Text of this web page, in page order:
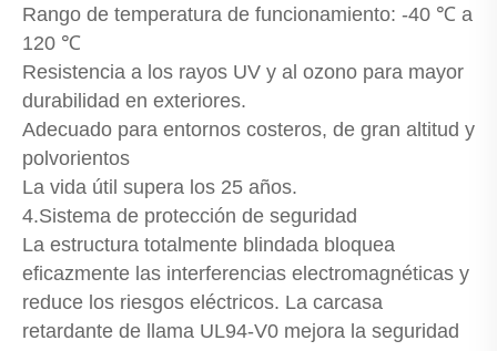
Rango de temperatura de funcionamiento: -40 ℃ a
120 ℃
Resistencia a los rayos UV y al ozono para mayor
durabilidad en exteriores.
Adecuado para entornos costeros, de gran altitud y
polvorientos
La vida útil supera los 25 años.
4.Sistema de protección de seguridad
La estructura totalmente blindada bloquea
eficazmente las interferencias electromagnéticas y
reduce los riesgos eléctricos. La carcasa
retardante de llama UL94-V0 mejora la seguridad